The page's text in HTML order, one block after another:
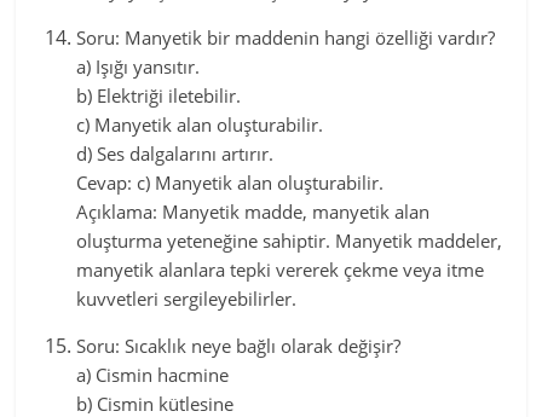
Soru: Manyetik bir maddenin hangi özelliği vardır?
a) Işığı yansıtır.
b) Elektriği iletebilir.
c) Manyetik alan oluşturabilir.
d) Ses dalgalarını artırır.
Cevap: c) Manyetik alan oluşturabilir.
Açıklama: Manyetik madde, manyetik alan
oluşturma yeteneğine sahiptir. Manyetik maddeler,
manyetik alanlara tepki vererek çekme veya itme
kuvvetleri sergileyebilirler.
Soru: Sıcaklık neye bağlı olarak değişir?
a) Cismin hacmine
b) Cismin kütlesine